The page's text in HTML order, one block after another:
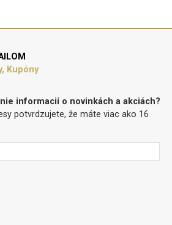
Kupóny
informacií o novinkách a akciách?
potvrdzujete, že máte viac ako 16